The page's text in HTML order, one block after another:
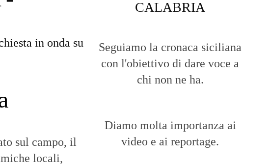
in onda su
sul campo, il
locali,
CALABRIA
Seguiamo la cronaca siciliana
con l'obiettivo di dare voce a
chi non ne ha.
Diamo molta importanza ai
video e ai reportage.